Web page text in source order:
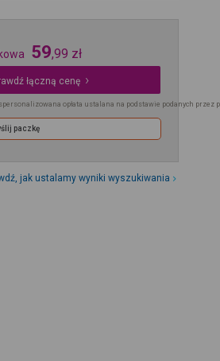
59,99 zł
łączną cenę
opłata ustalana na podstawie podanych przez
paczkę
jak ustalamy wyniki wyszukiwania